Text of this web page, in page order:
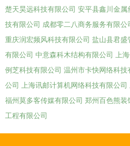
楚天昊远科技有限公司 安平县鑫川金属
技有限公司 成都零二八商务服务有限公
重庆润宏频风科技有限公司 盐山县君盛
有限公司 中意森科木结构有限公司 上
例芝科技有限公司 温州市卡快网络科技
公司
上海讯邮计算机网络科技有限公司
福州莫多客传媒有限公司 郑州百色熊装
工程有限公司